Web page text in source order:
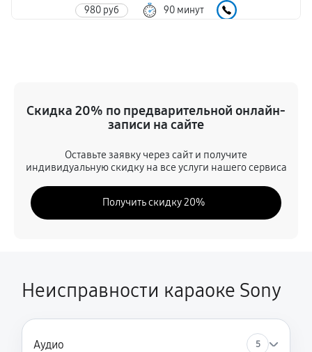
980 руб 90 минут
1300 руб 180 минут
Неисправность индикаторов
330 руб 30 минут
Неисправность микрофона
Скидка 20% по предварительной онлайн-
записи на сайте
Оставьте заявку через сайт и получите
индивидуальную скидку на все услуги нашего сервиса
Получить скидку 20%
Неисправности караоке Sony
Аудио 5